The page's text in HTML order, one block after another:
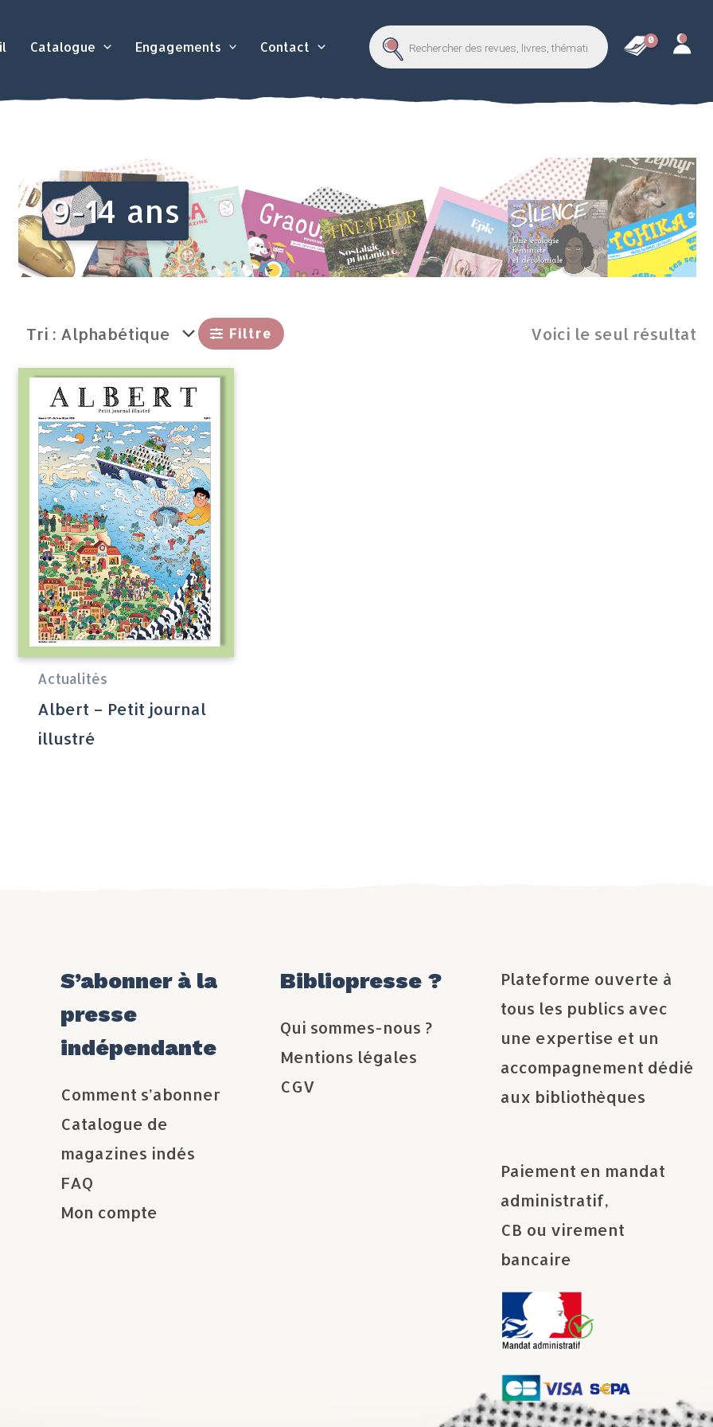
Catalogue Engagements Contact
Recherche
de
revues,
thématique...
9-14 ans
Filtre Voici le seul résultat
Actualités
Albert – Petit journal
illustré
S’abonner à la
presse
indépendante
Comment s’abonner
Catalogue de
magazines indés
FAQ
Mon compte
Bibliopresse ?
Qui sommes-nous ?
Mentions légales
CGV
Plateforme ouverte à
tous les publics avec
une expertise et un
accompagnement dédié
aux bibliothèques
Paiement en mandat
administratif,
CB ou virement
bancaire